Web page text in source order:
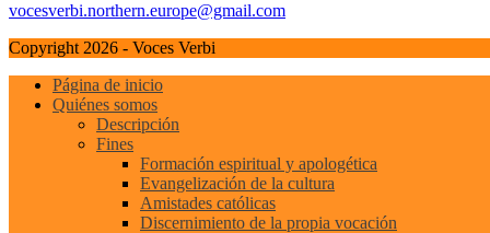
vocesverbi.northern.europe@gmail.com
Copyright 2026 - Voces Verbi
Página de inicio
Quiénes somos
Descripción
Fines
Formación espiritual y apologética
Evangelización de la cultura
Amistades católicas
Discernimiento de la propia vocación